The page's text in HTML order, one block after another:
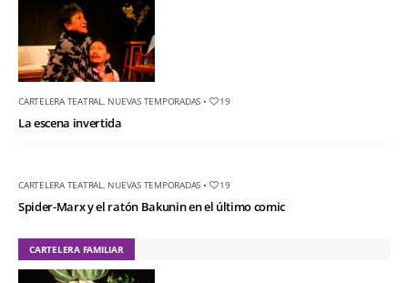
CARTELERA TEATRAL NUEVAS TEMPORADAS • 19
La escena invertida
CARTELERA TEATRAL NUEVAS TEMPORADAS • 19
Spider-Marx y el ratón Bakunin en el último comic
CARTELERA FAMILIAR